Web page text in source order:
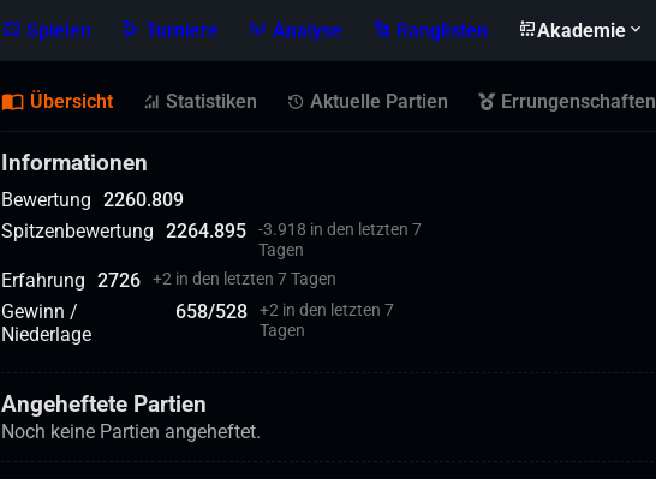
Spielen Turniere Analyse Ranglisten Akademie
Übersicht Statistiken Aktuelle Partien Errungenschaften
Informationen
Bewertung 2260.809
Spitzenbewertung 2264.895
-3.918 in den letzten 7
Tagen
Erfahrung 2726 +2 in den letzten 7 Tagen
Gewinn /
Niederlage
658/528 +2 in den letzten 7
Tagen
Angeheftete Partien
Noch keine Partien angeheftet.